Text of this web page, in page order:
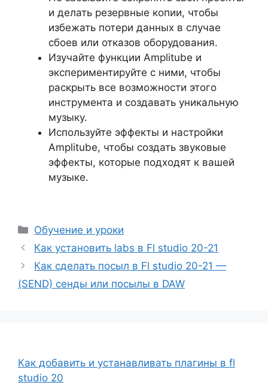
и делать резервные копии, чтобы
избежать потери данных в случае
сбоев или отказов оборудования.
Изучайте функции Amplitube и
экспериментируйте с ними, чтобы
раскрыть все возможности этого
инструмента и создавать уникальную
музыку.
Используйте эффекты и настройки
Amplitube, чтобы создать звуковые
эффекты, которые подходят к вашей
музыке.
Рубрики
Обучение и уроки
Как установить labs в Fl studio 20-21
Как сделать посыл в Fl studio 20-21 —
(SEND) сенды или посылы в DAW
Как добавить и устанавливать плагины в fl
studio 20